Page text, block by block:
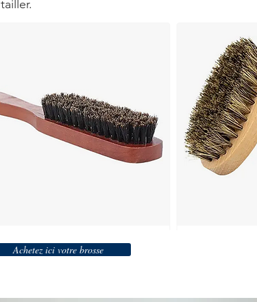
Achetez ici votre brosse